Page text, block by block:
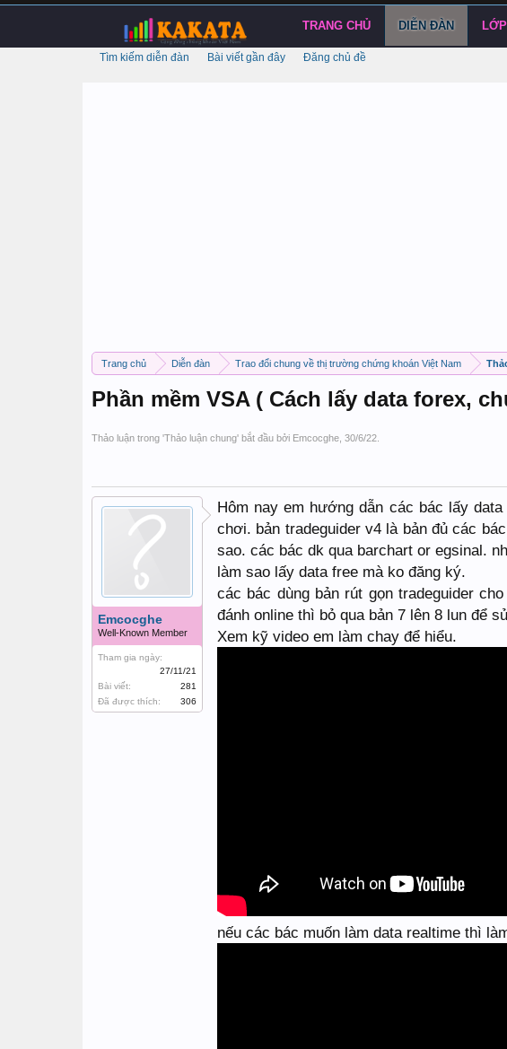
Trang chủ Diễn đàn Trao đổi chung về thị trường chứng khoán Việt Nam
Phần mềm VSA ( Cách lấy data forex,
Thảo luận trong 'Thảo luận chung' bắt đầu bởi Emcocghe 30/6/22
Emcocghe
Well-Known Member
Tham gia ngày:
27/11/21
Bài viết:
281
Đã được thích:
306
Hôm nay em hướng dẫn các bác lấy
chơi. bản tradeguider v4 là bản đủ các
sao. các bác dk qua barchart or egsinal.
làm sao lấy data free mà ko đăng ký.
các bác dùng bản rút gọn tradeguider
đánh online thì bỏ qua bản 7 lên 8 lun để
Xem kỹ video em làm chay để hiểu.
nếu các bác muốn làm data realtime thì
TRANG CHỦ DIỄN ĐÀN
Tìm kiếm diễn đàn Bài viết gần đây Đăng chủ đề